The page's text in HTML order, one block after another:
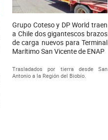
Grupo Coteso y DP World traen
a Chile dos gigantescos brazos
de carga nuevos para Terminal
Marítimo San Vicente de ENAP
Trasladados por tierra desde San
Antonio a la Región del Biobío.